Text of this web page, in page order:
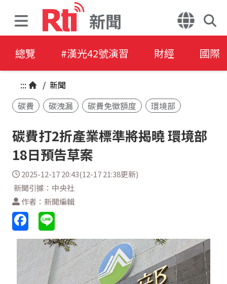
新聞
總覽 #漢光42號演習 財經 國際
::: / 新聞
碳費
碳洩漏 碳費免徵額度 環境部
碳費打2折產業標準將揭曉 環境部
18日預告草案
2025-12-17 20:43(12-17 21:38更新)
新聞引據：中央社
作者：新聞編輯